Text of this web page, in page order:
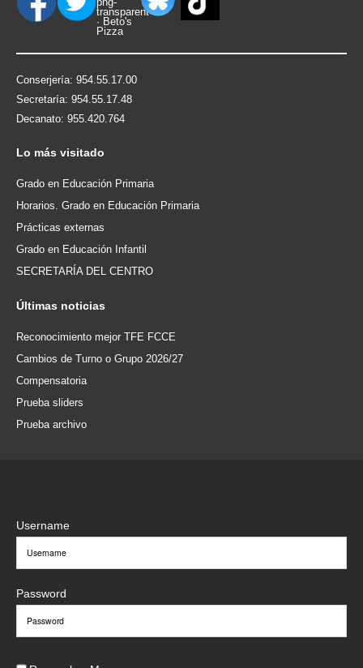
Conserjería: 954.55.17.00
Secretaría: 954.55.17.48
Decanato: 955.420.764
Lo más visitado
Grado en Educación Primaria
Horarios. Grado en Educación Primaria
Prácticas externas
Grado en Educación Infantil
SECRETARÍA DEL CENTRO
Últimas noticias
Reconocimiento mejor TFE FCCE
Cambios de Turno o Grupo 2026/27
Compensatoria
Prueba sliders
Prueba archivo
Username
Password